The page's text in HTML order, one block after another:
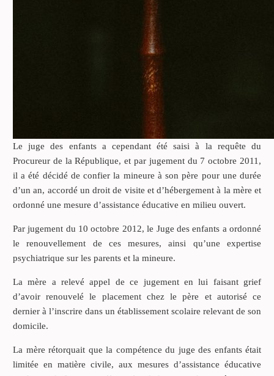
Le juge des enfants a cependant été saisi à la requête du
Procureur de la République, et par jugement du 7 octobre 2011,
il a été décidé de confier la mineure à son père pour une durée
d’un an, accordé un droit de visite et d’hébergement à la mère et
ordonné une mesure d’assistance éducative en milieu ouvert.
Par jugement du 10 octobre 2012, le Juge des enfants a ordonné
le renouvellement de ces mesures, ainsi qu’une expertise
psychiatrique sur les parents et la mineure.
La mère a relevé appel de ce jugement en lui faisant grief
d’avoir renouvelé le placement chez le père et autorisé ce
dernier à l’inscrire dans un établissement scolaire relevant de son
domicile.
La mère rétorquait que la compétence du juge des enfants était
limitée en matière civile, aux mesures d’assistance éducative